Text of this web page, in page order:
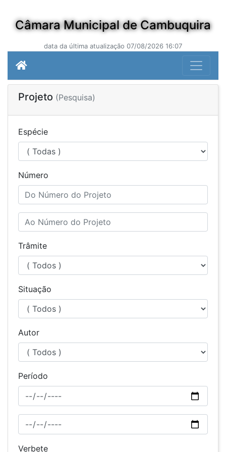
Câmara Municipal de Cambuquira
data da última atualização 07/08/2026 16:07
Projeto (Pesquisa)
Espécie
Número
Trâmite
Situação
Autor
Período
Verbete